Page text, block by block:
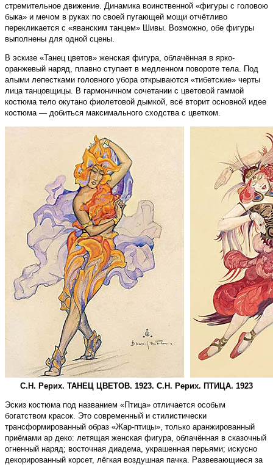
стремительное движение. Динамика воинственной «фигуры с головою
быка» и мечом в руках по своей пугающей мощи отчётливо
перекликается с «яванским танцем» Шивы. Возможно, обе фигуры
выполнены для одной сцены.
В эскизе «Танец цветов» женская фигура, облачённая в ярко-
оранжевый наряд, плавно ступает в медленном повороте тела. Под
алыми лепестками головного убора открываются «тибетские» черты
лица танцовщицы. В гармоничном сочетании с цветовой гаммой
костюма тело окутано фиолетовой дымкой, всё вторит основной идее
костюма — добиться максимального сходства с цветком.
С.Н. Рерих. ТАНЕЦ ЦВЕТОВ. 1923. С.Н. Рерих. ПТИЦА. 1923
Эскиз костюма под названием «Птица» отличается особым
богатством красок. Это современный и стилистически
трансформированный образ «Жар-птицы», только аранжированный
приёмами ар деко: летящая женская фигура, облачённая в сказочный
огненный наряд; восточная диадема, украшенная перьями; искусно
декорированный корсет, лёгкая воздушная пачка. Развевающиеся за